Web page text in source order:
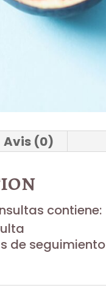
Avis (0)
contiene:
de seguimiento